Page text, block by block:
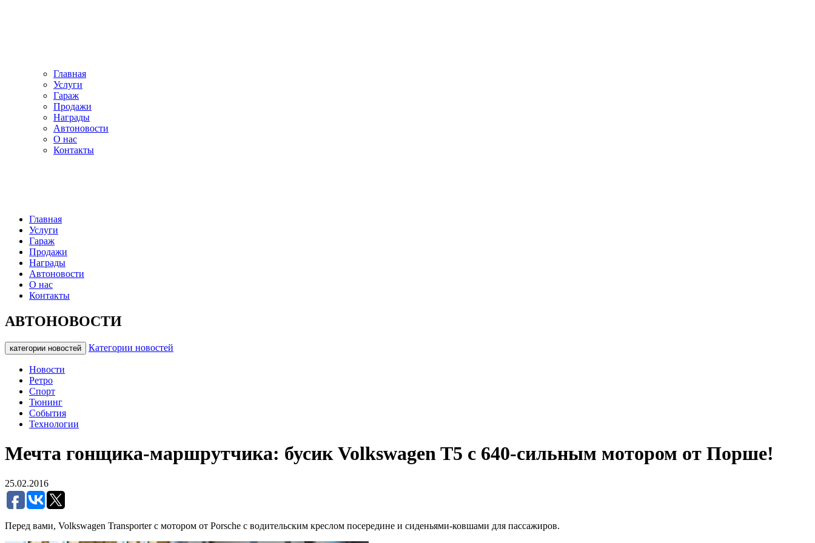
Главная
Услуги
Гараж
Продажи
Награды
Автоновости
О нас
Контакты
Главная
Услуги
Гараж
Продажи
Награды
Автоновости
О нас
Контакты
АВТОНОВОСТИ
категории новостей Категории новостей
Новости
Ретро
Спорт
Тюнинг
События
Технологии
Мечта гонщика-маршрутчика: бусик Volkswagen T5 с 640-сильным мотором от Порше!
25.02.2016
Перед вами, Volkswagen Transporter с мотором от Porsche с водительским креслом посередине и сиденьями-ковшами для пассажиров.